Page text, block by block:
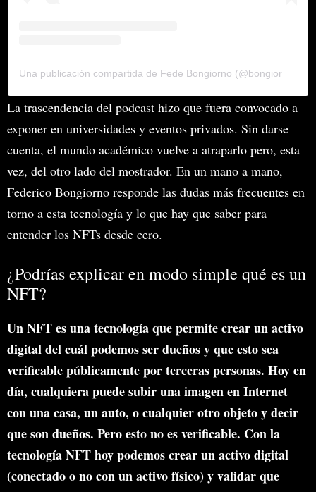
La trascendencia del podcast hizo que fuera convocado a
exponer en universidades y eventos privados. Sin darse
cuenta, el mundo académico vuelve a atraparlo pero, esta
vez, del otro lado del mostrador. En un mano a mano,
Federico Bongiorno responde las dudas más frecuentes en
torno a esta tecnología y lo que hay que saber para
entender los NFTs desde cero.
¿Podrías explicar en modo simple qué es un
NFT?
Un NFT es una tecnología que permite crear un activo
digital del cuál podemos ser dueños y que esto sea
verificable públicamente por terceras personas. Hoy en
día, cualquiera puede subir una imagen en Internet
con una casa, un auto, o cualquier otro objeto y decir
que son dueños. Pero esto no es verificable. Con la
tecnología NFT hoy podemos crear un activo digital
(conectado o no con un activo físico) y validar que